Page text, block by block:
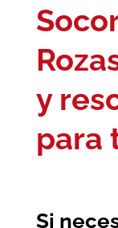
y
para
Si